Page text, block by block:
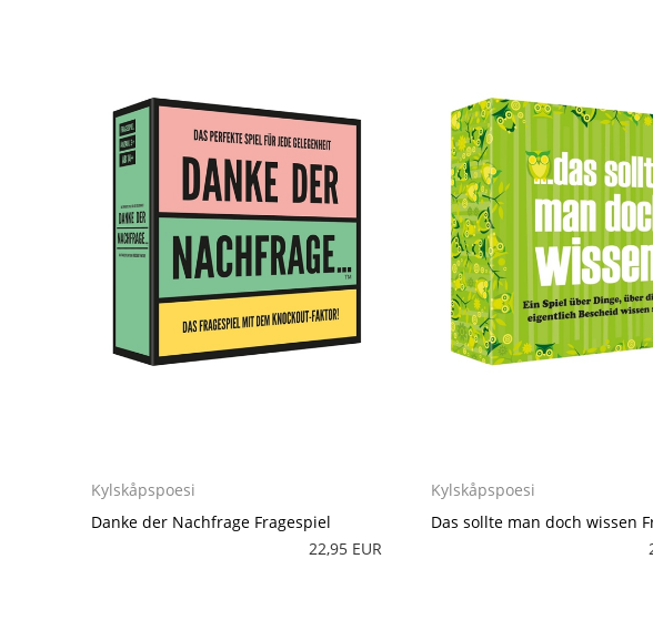
Kylskåpspoesi
Danke der Nachfrage Fragespiel
22,95 EUR
Kylskåpspoesi
Das sollte man doch wissen